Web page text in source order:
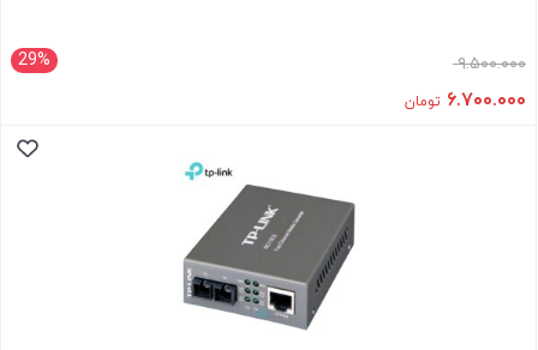
29% ۹.۵۰۰.۰۰۰
۶.۷۰۰.۰۰۰ تومان